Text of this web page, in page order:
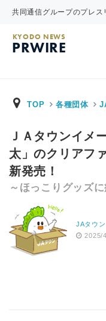
共同通信グループのプレス
KYODO NEWS
PRWIRE
TOP 各種団体
ＪＡタウンイメ
太」のクリアフ
新発売！
～ほっこりグッズ
JAタウン
2025/